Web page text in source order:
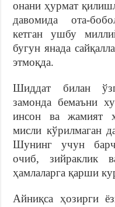
онани ҳурмат
давомида ота-
кетган ушбу
бугун янада
этмоқда.
Шиддат билан
замонда бемаъни
инсон ва жамият
мисли кўрилмаган
Шунинг учун
очиб, зийраклик
ҳамлаларга қарши
Айниқса ҳозирги